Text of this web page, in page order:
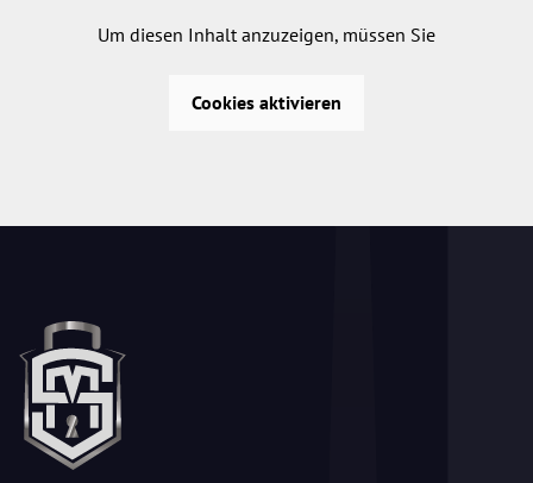
Um diesen Inhalt anzuzeigen, müssen Sie
Cookies aktivieren